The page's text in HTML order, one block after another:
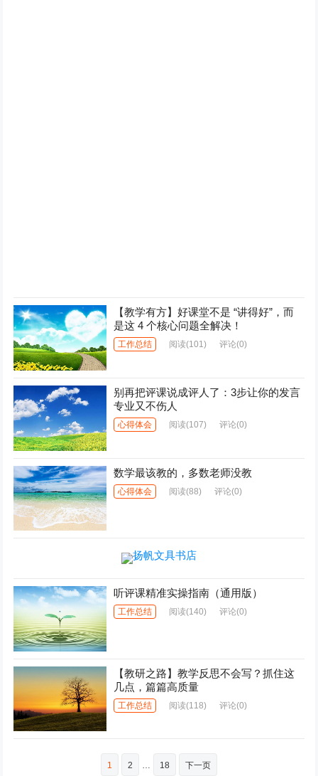
【教学有方】好课堂不是 “讲得好”，而
是这 4 个核心问题全解决！
工作总结 阅读(101) 评论(0)
别再把评课说成评人了：3步让你的发言
专业又不伤人
心得体会 阅读(107) 评论(0)
数学最该教的，多数老师没教
心得体会 阅读(88) 评论(0)
听评课精准实操指南（通用版）
工作总结 阅读(140) 评论(0)
【教研之路】教学反思不会写？抓住这
几点，篇篇高质量
工作总结 阅读(118) 评论(0)
1 2 … 18 下一页